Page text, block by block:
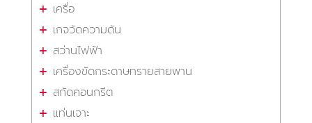
เครื่อ
เกจวัดความดัน
สว่านไฟฟ้า
เครื่องขัดกระดาษทรายสายพาน
สกัดคอนกรีต
แท่นเจาะ